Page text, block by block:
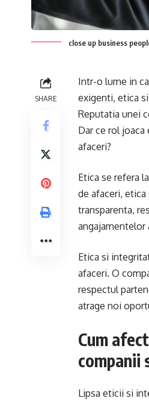
close up business
SHARE
Intr-o lume in
exigenti, etica
Reputatia unei
Dar ce rol
afaceri?
Etica se refera
de afaceri,
transparenta,
Etica si
afaceri. O
respectul
atrage noi
Cum
companii
Lipsa eticii si